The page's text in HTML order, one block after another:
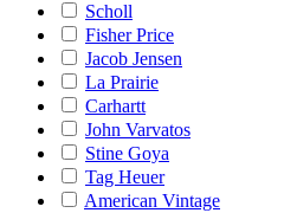
Scholl
Fisher Price
Jacob Jensen
La Prairie
Carhartt
John Varvatos
Stine Goya
Tag Heuer
American Vintage